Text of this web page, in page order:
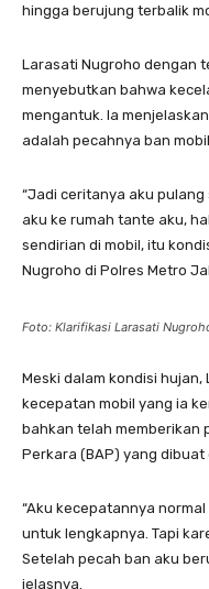
hingga berujung terbalik
Larasati Nugroho dengan
menyebutkan bahwa
mengantuk. Ia
adalah pecahnya ban
“Jadi ceritanya aku
aku ke rumah tante aku,
sendirian di mobil, itu
Nugroho di Polres Metro
Foto: Klarifikasi Larasati
Meski dalam kondisi
kecepatan mobil yang ia
bahkan telah memberikan
Perkara (BAP) yang dibuat
“Aku kecepatannya
untuk lengkapnya. Tapi
Setelah pecah ban aku
jelasnya.